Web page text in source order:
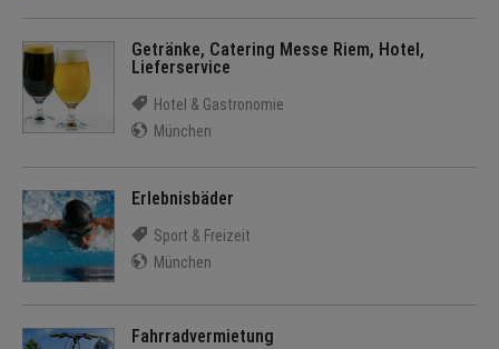
Getränke, Catering Messe Riem, Hotel,
Lieferservice
Hotel & Gastronomie
München
Erlebnisbäder
Sport & Freizeit
München
Fahrradvermietung